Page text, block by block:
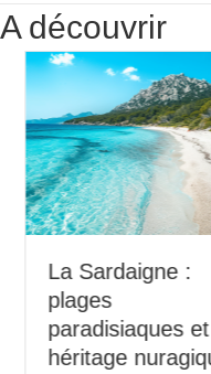
A découvrir
La Sardaigne :
plages
paradisiaques et
héritage nuragique